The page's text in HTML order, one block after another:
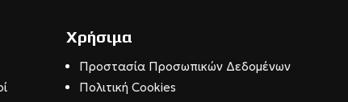
Χρήσιμα
Προστασία Προσωπικών Δεδομένων
Πολιτική Cookies